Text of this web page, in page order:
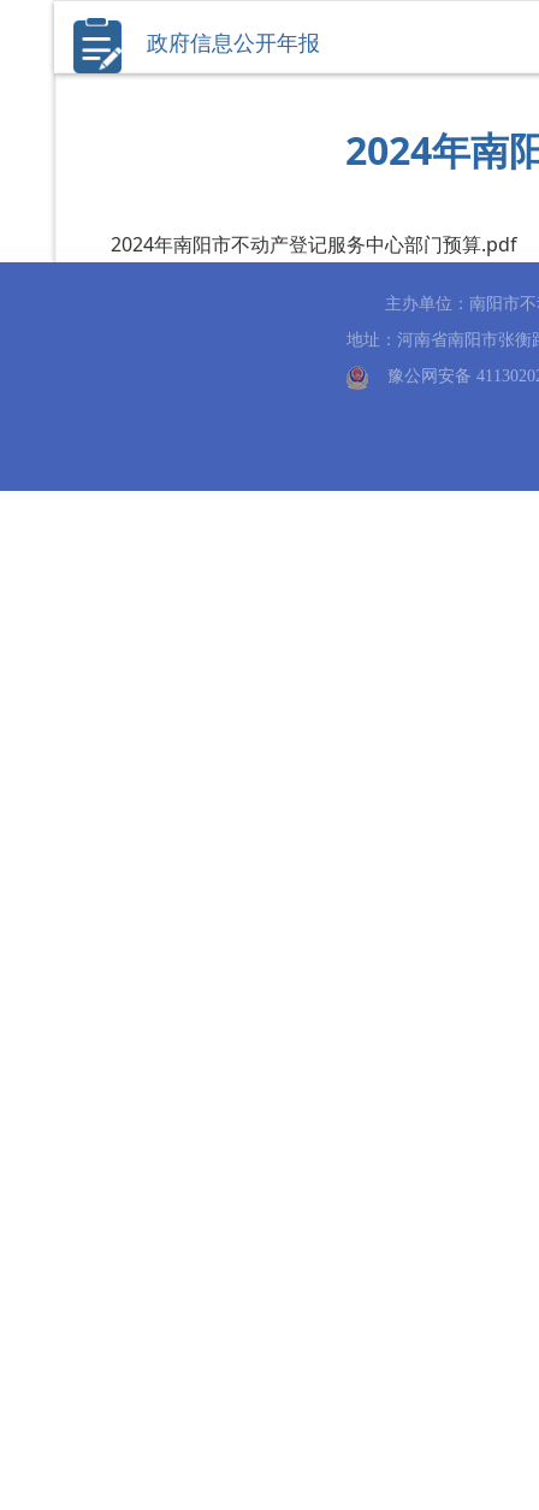
政府信息公开年报
2024年南
2024年南阳市不动产登记服务中心部门预算.pdf
主办单位：南阳市
地址：河南省南阳市张衡
豫公网安备